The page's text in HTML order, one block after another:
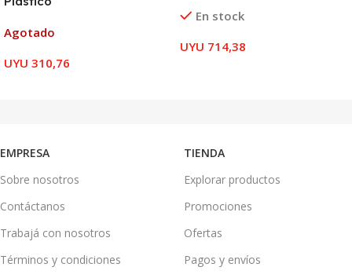
Agotado
UYU 310,76
En stock
UYU 714,38
EMPRESA
Sobre nosotros
Contáctanos
Trabajá con nosotros
Términos y condiciones
TIENDA
Explorar productos
Promociones
Ofertas
Pagos y envíos